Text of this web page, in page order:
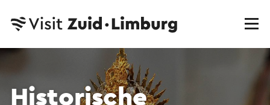
Historische